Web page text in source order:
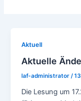
Aktuell
Aktuelle
laf-administrator/
Die Lesung um